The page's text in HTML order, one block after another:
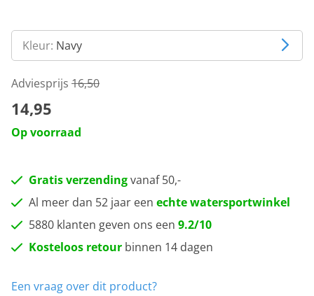
Kleur: Navy
Adviesprijs 16,50
14,95
Op voorraad
Gratis verzendingvanaf 50,-
Al meer dan 52 jaar een echte watersportwinkel
5880 klanten geven ons een 9.2/10
Kosteloos retour binnen 14 dagen
Een vraag over dit product?